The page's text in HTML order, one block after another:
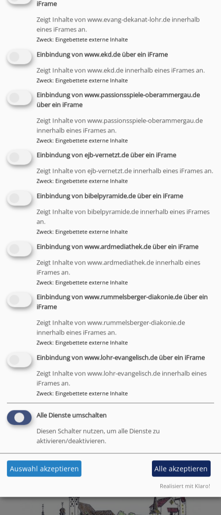
Hammelburg
Sa, 26.9. 14-17:30 Uhr
Dekanatsfrauentag
Worte, die aufbauen - die Kraft des Zuspruchs
Martina Klein und Christine Manaj
Bad Brückenau Gemeindehaus Bad Brückenau
Sa, 3.10. 18-21 Uhr
Christustag Youth -Zeit zur Begegnung &
Chillout
Trotz aller Unsicherheit – Jesus ist unser Friede
Abend mit moderner Lobpreismusik von Copyright by heaven,
Predigt von Andreas Müller (EC Deutschland) sowie viel Zeit für
Begegnung, Gespräche und eine Mocktailbar
Dekanatsjugendreferentin Melanie Stadelbauer
Bad Brückenau Friedenskirche Bad Brückenau
iFrame
Zeigt Inhalte von www.evang-dekanat-lohr.de innerhalb
eines iFrames an.
Zweck: Eingebettete externe Inhalte
Einbindung von www.ekd.de über ein iFrame
Zeigt Inhalte von www.ekd.de innerhalb eines iFrames an.
Zweck: Eingebettete externe Inhalte
Einbindung von www.passionsspiele-oberammergau.de
über ein iFrame
Zeigt Inhalte von www.passionsspiele-oberammergau.de
innerhalb eines iFrames an.
Zweck: Eingebettete externe Inhalte
Einbindung von ejb-vernetzt.de über ein iFrame
Zeigt Inhalte von ejb-vernetzt.de innerhalb eines iFrames an.
Zweck: Eingebettete externe Inhalte
Einbindung von bibelpyramide.de über ein iFrame
Zeigt Inhalte von bibelpyramide.de innerhalb eines iFrames
an.
Zweck: Eingebettete externe Inhalte
Einbindung von www.ardmediathek.de über ein iFrame
Zeigt Inhalte von www.ardmediathek.de innerhalb eines
iFrames an.
Zweck: Eingebettete externe Inhalte
Einbindung von www.rummelsberger-diakonie.de über ein
iFrame
Zeigt Inhalte von www.rummelsberger-diakonie.de
innerhalb eines iFrames an.
Zweck: Eingebettete externe Inhalte
Einbindung von www.lohr-evangelisch.de über ein iFrame
Zeigt Inhalte von www.lohr-evangelisch.de innerhalb eines
iFrames an.
Zweck: Eingebettete externe Inhalte
Alle Dienste umschalten
Diesen Schalter nutzen, um alle Dienste zu
aktivieren/deaktivieren.
Auswahl akzeptieren Alle akzeptieren
Realisiert mit Klaro!